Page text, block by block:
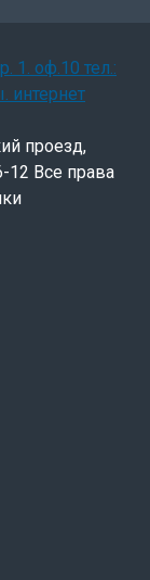
проезд,
12 Все права